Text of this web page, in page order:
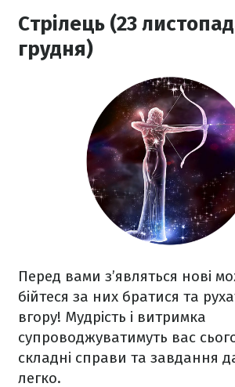
Стрілець (23
грудня)
Перед вами з’являться нові
бійтеся за них братися та
вгору! Мудрість і витримка
супроводжуватимуть вас
складні справи та завдання
легко.